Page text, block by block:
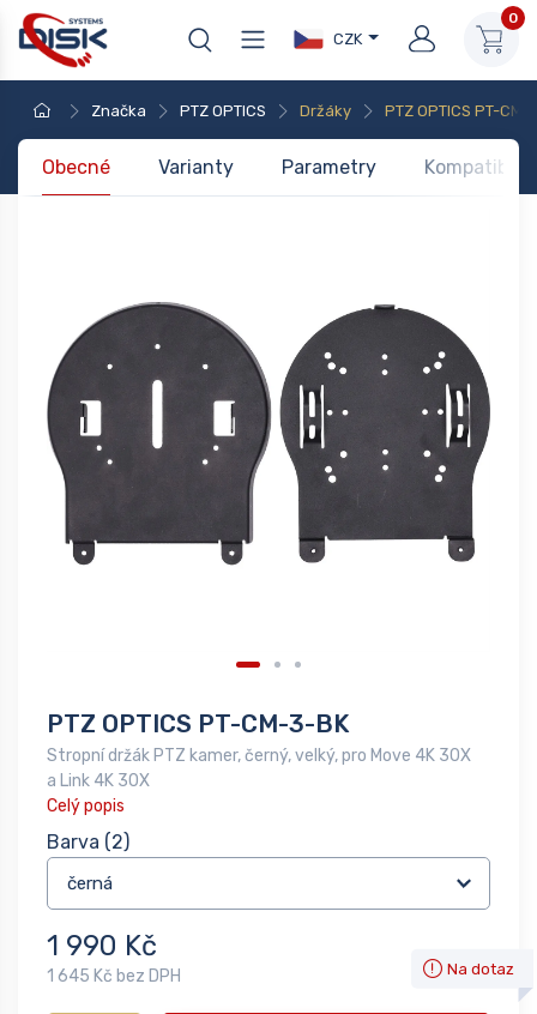
CZK
0
Značka PTZ OPTICS Držáky PTZ OPTICS PT-CM-
Obecné Varianty Parametry
PTZ OPTICS PT-CM-3-BK
Stropní držák PTZ kamer, černý, velký, pro Move 4K 30X
a Link 4K 30X
Celý popis
Barva (2)
1 990 Kč
1 645 Kč bez DPH Na dotaz